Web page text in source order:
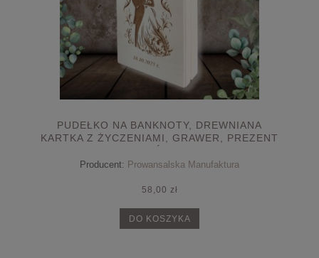
PUDEŁKO NA BANKNOTY, DREWNIANA
KARTKA Z ŻYCZENIAMI, GRAWER, PREZENT
Producent: Prowansalska Manufaktura
58,00 zł
DO KOSZYKA